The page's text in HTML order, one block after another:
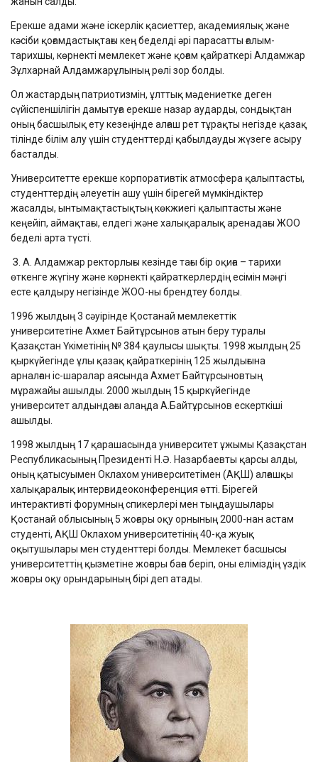
Ерекше адами және іскерлік қасиеттер, академиялық және
кәсіби қоғамдастықтағы кең беделді әрі парасатты ғалым-
тарихшы, көрнекті мемлекет және қоғам қайраткері Алдамжар
Зұлхарнай Алдамжарұлының рөлі зор болды.
Ол жастардың патриотизмін, ұлттық мәдениетке деген
сүйіспеншілігін дамытуға ерекше назар аударды, сондықтан
оның басшылық ету кезеңінде алғаш рет тұрақты негізде қазақ
тілінде білім алу үшін студенттерді қабылдауды жүзеге асыру
басталды.
Университетте ерекше корпоративтік атмосфера қалыптасты,
студенттердің әлеуетін ашу үшін бірегей мүмкіндіктер
жасалды, ынтымақтастықтың көкжиегі қалыптасты және
кеңейіп, аймақтағы, елдегі және халықаралық аренадағы ЖОО
беделі арта түсті.
З. А. Алдамжар ректорлығы кезінде тағы бір оқиға – тарихи
өткенге жүгіну және көрнекті қайраткерлердің есімін мәңгі
есте қалдыру негізінде ЖОО-ны брендтеу болды.
1996 жылдың 3 сәуірінде Қостанай мемлекеттік
университетіне Ахмет Байтұрсынов атын беру туралы
Қазақстан Үкіметінің № 384 қаулысы шықты. 1998 жылдың 25
қыркүйегінде ұлы қазақ қайраткерінің 125 жылдығына
арналған іс-шаралар аясында Ахмет Байтұрсыновтың
мұражайы ашылды. 2000 жылдың 15 қыркүйегінде
университет алдындағы алаңда А.Байтұрсынов ескерткіші
ашылды.
1998 жылдың 17 қарашасында университет ұжымы Қазақстан
Республикасының Президенті Н.Ә. Назарбаевты қарсы алды,
оның қатысуымен Оклахом университетімен (АҚШ) алғашқы
халықаралық интервидеоконференция өтті. Бірегей
интерактивті форумның спикерлері мен тыңдаушылары
Қостанай облысының 5 жоғары оқу орнының 2000-нан астам
студенті, АҚШ Оклахом университетінің 40-қа жуық
оқытушылары мен студенттері болды. Мемлекет басшысы
университеттің қызметіне жоғары баға беріп, оны еліміздің үздік
жоғары оқу орындарының бірі деп атады.